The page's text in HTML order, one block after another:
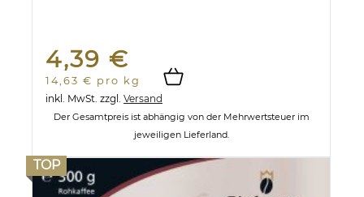
4,39 €
14,63 € pro kg
inkl. MwSt. zzgl. Versand
Der Gesamtpreis ist abhängig von der Mehrwertsteuer im
jeweiligen Lieferland.
TOP